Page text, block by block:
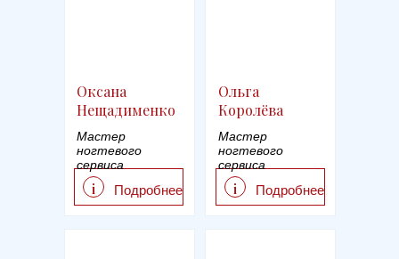
Подробнее
i
Оксана
Нещадименко
Мастер
ногтевого
сервиса
Подробнее
i
Ольга
Королёва
Мастер
ногтевого
сервиса